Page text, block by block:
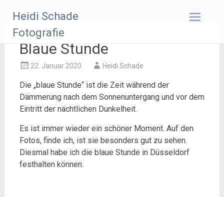
Inhalt
springen
Heidi Schade
Fotografie
Blaue Stunde
22. Januar 2020 Heidi Schade
Die „blaue Stunde“ ist die Zeit während der
Dämmerung nach dem Sonnenuntergang und vor dem
Eintritt der nächtlichen Dunkelheit.
Es ist immer wieder ein schöner Moment. Auf den
Fotos, finde ich, ist sie besonders gut zu sehen.
Diesmal habe ich die blaue Stunde in Düsseldorf
festhalten können.